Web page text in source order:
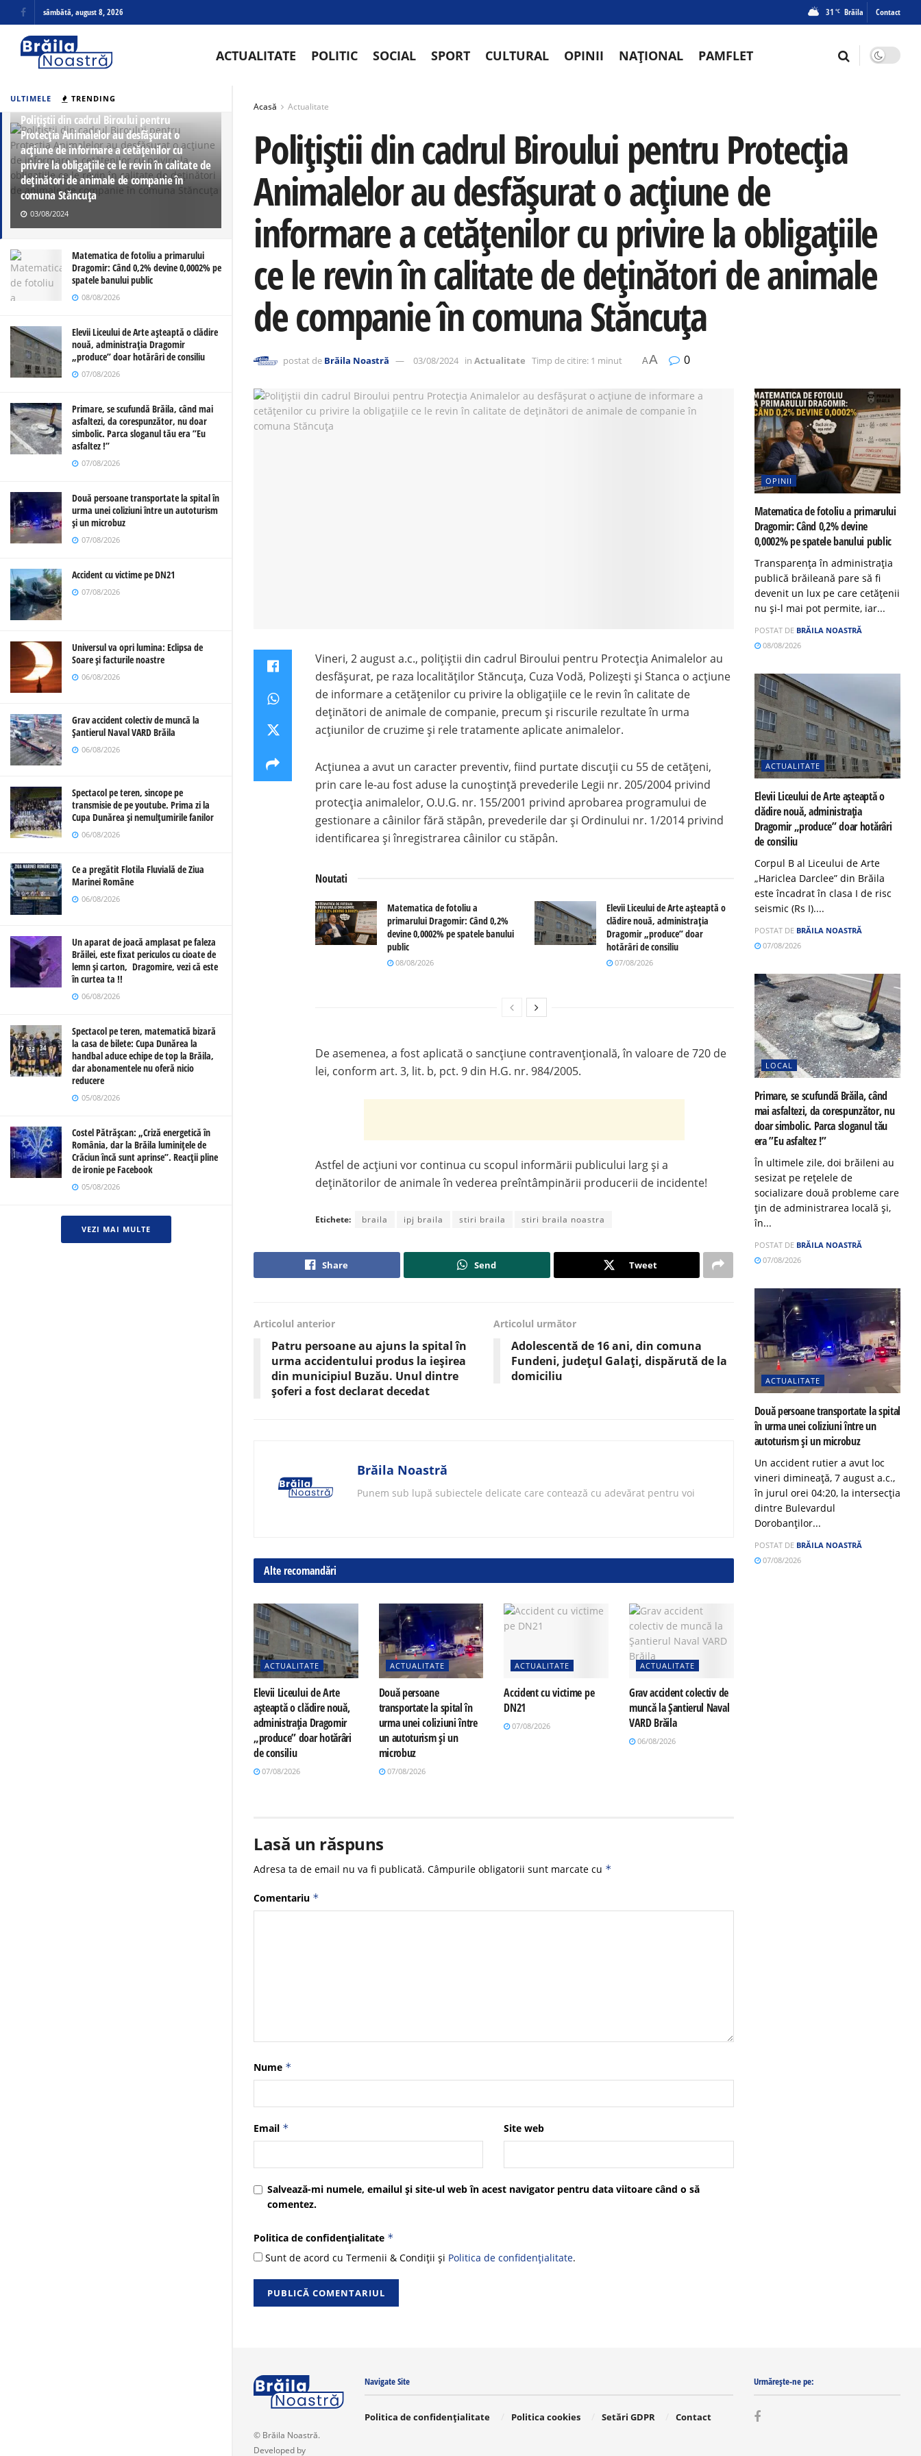
ULTIMELE TRENDING
Polițiștii din cadrul Biroului pentru
Protecția Animalelor au desfășurat o
acțiune de informare a cetățenilor cu
privire la obligațiile ce le revin în calitate de
deținători de animale de companie în
comuna Stăncuța
03/08/2024
Matematica de fotoliu a primarului
Dragomir: Când 0,2% devine 0,0002% pe
spatele banului public
08/08/2026
Elevii Liceului de Arte așteaptă o clădire
nouă, administrația Dragomir
„produce” doar hotărâri de consiliu
07/08/2026
Primare, se scufundă Brăila, când mai
asfaltezi, da corespunzător, nu doar
simbolic. Parca sloganul tău era ”Eu
asfaltez !”
07/08/2026
Două persoane transportate la spital în
urma unei coliziuni între un autoturism
și un microbuz
07/08/2026
Accident cu victime pe DN21
07/08/2026
Universul va opri lumina: Eclipsa de
Soare și facturile noastre
06/08/2026
Grav accident colectiv de muncă la
Șantierul Naval VARD Brăila
06/08/2026
Spectacol pe teren, sincope pe
transmisie de pe youtube. Prima zi la
Cupa Dunărea și nemulțumirile fanilor
06/08/2026
Ce a pregătit Flotila Fluvială de Ziua
Marinei Române
06/08/2026
Un aparat de joacă amplasat pe faleza
Brăilei, este fixat periculos cu cioate de
lemn și carton, Dragomire, vezi că este
în curtea ta !!
06/08/2026
Spectacol pe teren, matematică bizară
la casa de bilete: Cupa Dunărea la
handbal aduce echipe de top la Brăila,
dar abonamentele nu oferă nicio
reducere
05/08/2026
Costel Pătrășcan: „Criză energetică în
România, dar la Brăila luminițele de
Crăciun încă sunt aprinse”. Reacții pline
de ironie pe Facebook
05/08/2026
VEZI MAI MULTE
sâmbătă, august 8, 2026 31 °C Brăila Contact
ACTUALITATE POLITIC SOCIAL SPORT CULTURAL OPINII NAȚIONAL PAMFLET
Acasă Actualitate
Polițiștii din cadrul Biroului pentru Protecția
Animalelor au desfășurat o acțiune de
informare a cetățenilor cu privire la obligațiile
ce le revin în calitate de deținători de animale
de companie în comuna Stăncuța
postat de Brăila Noastră 03/08/2024 in Actualitate Timp de citire: 1 minut AA 0
Vineri, 2 august a.c., polițiștii din cadrul Biroului pentru Protecția Animalelor au
desfășurat, pe raza localităților Stăncuța, Cuza Vodă, Polizești și Stanca o acțiune
de informare a cetățenilor cu privire la obligațiile ce le revin în calitate de
deținători de animale de companie, precum și riscurile rezultate în urma
acțiunilor de cruzime și rele tratamente aplicate animalelor.
Acțiunea a avut un caracter preventiv, fiind purtate discuții cu 55 de cetățeni,
prin care le-au fost aduse la cunoștință prevederile Legii nr. 205/2004 privind
protecția animalelor, O.U.G. nr. 155/2001 privind aprobarea programului de
gestionare a câinilor fără stăpân, prevederile dar și Ordinului nr. 1/2014 privind
identificarea și înregistrarea câinilor cu stăpân.
Noutati
Matematica de fotoliu a
primarului Dragomir: Când 0,2%
devine 0,0002% pe spatele banului
public
08/08/2026
Elevii Liceului de Arte așteaptă o
clădire nouă, administrația
Dragomir „produce” doar
hotărâri de consiliu
07/08/2026
De asemenea, a fost aplicată o sancțiune contravențională, în valoare de 720 de
lei, conform art. 3, lit. b, pct. 9 din H.G. nr. 984/2005.
Astfel de acțiuni vor continua cu scopul informării publicului larg și a
deținătorilor de animale în vederea preîntâmpinării producerii de incidente!
Etichete: braila ipj braila stiri braila stiri braila noastra
Share Send Tweet
Articolul anterior
Patru persoane au ajuns la spital în
urma accidentului produs la ieșirea
din municipiul Buzău. Unul dintre
șoferi a fost declarat decedat
Articolul următor
Adolescentă de 16 ani, din comuna
Fundeni, județul Galați, dispărută de la
domiciliu
Brăila Noastră
Punem sub lupă subiectele delicate care contează cu adevărat pentru voi
Alte recomandări
ACTUALITATE
Elevii Liceului de Arte
așteaptă o clădire nouă,
administrația Dragomir
„produce” doar hotărâri
de consiliu
07/08/2026
ACTUALITATE
Două persoane
transportate la spital în
urma unei coliziuni între
un autoturism și un
microbuz
07/08/2026
ACTUALITATE
Accident cu victime pe
DN21
07/08/2026
ACTUALITATE
Grav accident colectiv de
muncă la Șantierul Naval
VARD Brăila
06/08/2026
Lasă un răspuns
Adresa ta de email nu va fi publicată. Câmpurile obligatorii sunt marcate cu *
Comentariu *
Nume *
Email * Site web
Salvează-mi numele, emailul și site-ul web în acest navigator pentru data viitoare când o să
comentez.
Politica de confidențialitate *
Sunt de acord cu Termenii & Condiții și Politica de confidențialitate.
OPINII
Matematica de fotoliu a primarului
Dragomir: Când 0,2% devine
0,0002% pe spatele banului public
Transparența în administrația
publică brăileană pare să fi
devenit un lux pe care cetățenii
nu și-l mai pot permite, iar...
POSTAT DE BRĂILA NOASTRĂ
08/08/2026
ACTUALITATE
Elevii Liceului de Arte așteaptă o
clădire nouă, administrația
Dragomir „produce” doar hotărâri
de consiliu
Corpul B al Liceului de Arte
„Hariclea Darclee” din Brăila
este încadrat în clasa I de risc
seismic (Rs I)....
POSTAT DE BRĂILA NOASTRĂ
07/08/2026
LOCAL
Primare, se scufundă Brăila, când
mai asfaltezi, da corespunzător, nu
doar simbolic. Parca sloganul tău
era ”Eu asfaltez !”
În ultimele zile, doi brăileni au
sesizat pe rețelele de
socializare două probleme care
țin de administrarea locală și,
în...
POSTAT DE BRĂILA NOASTRĂ
07/08/2026
ACTUALITATE
Două persoane transportate la spital
în urma unei coliziuni între un
autoturism și un microbuz
Un accident rutier a avut loc
vineri dimineață, 7 august a.c.,
în jurul orei 04:20, la intersecția
dintre Bulevardul
Dorobanților...
POSTAT DE BRĂILA NOASTRĂ
07/08/2026
© Brăila Noastră.
Developed by
Navigate Site
Politica de confidențialitate Politica cookies Setări GDPR Contact
Urmărește-ne pe: